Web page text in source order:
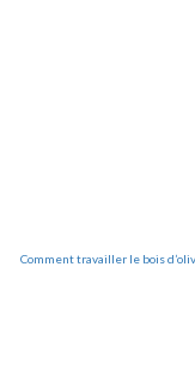
Comment travailler le bois